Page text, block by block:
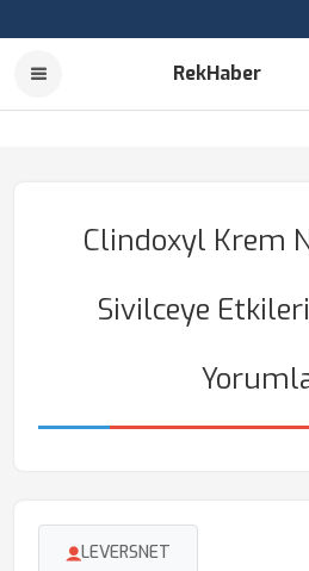
RekHaber
Clindoxyl Krem
Sivilceye
LEVERSNET